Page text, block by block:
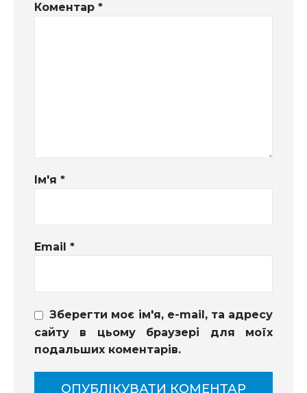
Коментар *
Ім'я *
Email *
Зберегти моє ім'я, e-mail, та адресу
сайту в цьому браузері для моїх
подальших коментарів.